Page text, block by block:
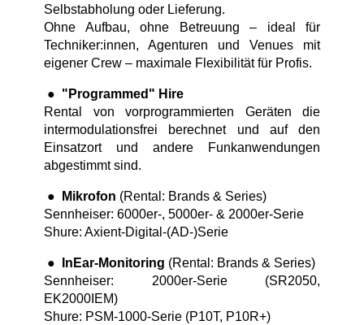
Selbstabholung oder Lieferung.
Ohne Aufbau, ohne Betreuung – ideal für
Techniker:innen, Agenturen und Venues mit
eigener Crew – maximale Flexibilität für Profis.
● "Programmed" Hire
Rental von vorprogrammierten Geräten die
intermodulationsfrei berechnet und auf den
Einsatzort und andere Funkanwendungen
abgestimmt sind.
● Mikrofon (Rental: Brands & Series)
Sennheiser: 6000er-, 5000er- & 2000er-Serie
Shure: Axient-Digital-(AD-)Serie
● InEar-Monitoring (Rental: Brands & Series)
Sennheiser: 2000er-Serie (SR2050,
EK2000IEM)
Shure: PSM-1000-Serie (P10T, P10R+)